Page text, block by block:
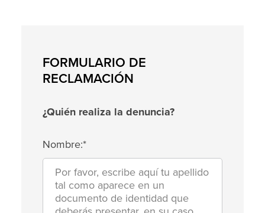
FORMULARIO DE
RECLAMACIÓN
¿Quién realiza la denuncia?
Nombre:*